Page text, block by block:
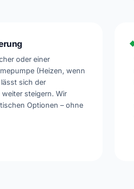
oder einer
(Heizen, wenn
sich der
steigern. Wir
Optionen – ohne